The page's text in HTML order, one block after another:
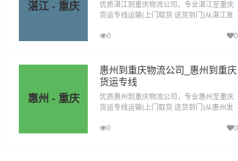
湛江 - 重庆
优质湛江到重庆物流公司，专业湛江至重庆
货运专线运输(上门取货 送货到门)从湛江发
江到重庆直达物流专线
0 0
惠州 - 重庆
惠州到重庆物流公司_惠州到重庆
货运专线
优质惠州到重庆物流公司，专业惠州至重庆
货运专线运输(上门取货 送货到门)从惠州发
州到重庆直达物流专线
0 0